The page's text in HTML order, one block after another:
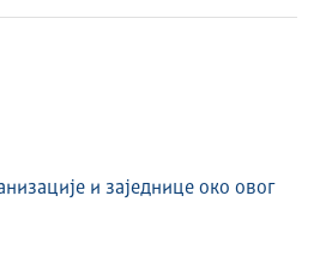
и заједнице око овог